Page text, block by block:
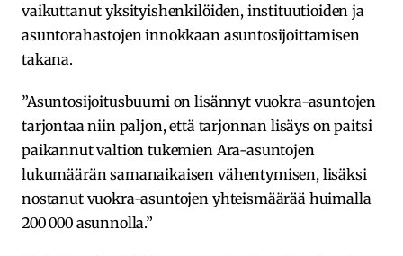
vaikuttanut yksityishenkilöiden, instituutioiden ja
asuntorahastojen innokkaan asuntosijoittamisen
takana.
”Asuntosijoitusbuumi on lisännyt vuokra-asuntojen
tarjontaa niin paljon, että tarjonnan lisäys on paitsi
paikannut valtion tukemien Ara-asuntojen
lukumäärän samanaikaisen vähentymisen, lisäksi
nostanut vuokra-asuntojen yhteismäärää huimalla
200 000 asunnolla.”